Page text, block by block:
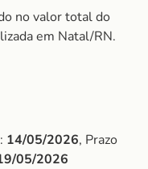
no valor total do
em Natal/RN.
14/05/2026, Prazo
05/2026